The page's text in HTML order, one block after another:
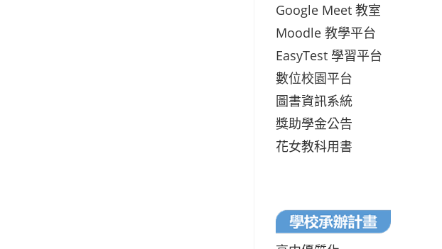
Google Meet 教室
Moodle 教學平台
EasyTest 學習平台
數位校園平台
圖書資訊系統
獎助學金公告
花女教科用書